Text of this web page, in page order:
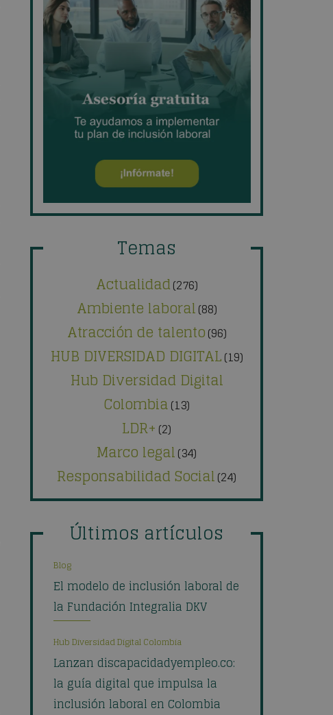
Temas
Actualidad(276)
Ambiente laboral(88)
Atracción de talento(96)
HUB DIVERSIDAD DIGITAL(19)
Hub Diversidad Digital
Colombia(13)
LDR+ (2)
Marco legal(34)
Responsabilidad Social(24)
Últimos artículos
Blog
El modelo de inclusión laboral de
la Fundación Integralia DKV
Hub Diversidad Digital Colombia
Lanzan discapacidadyempleo.co:
la guía digital que impulsa la
inclusión laboral en Colombia